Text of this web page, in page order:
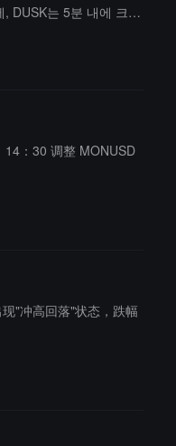
DUSK는 5분 내에 크게
：30 调整 MONUSD
"冲高回落"状态，跌幅